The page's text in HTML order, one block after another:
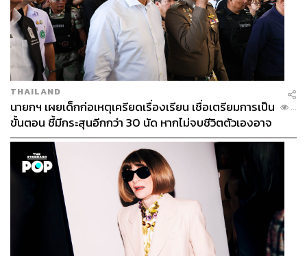
THAILAND
นายกฯ เผยเด็กก่อเหตุเครียดเรื่องเรียน เชื่อเตรียมการเป็น
ขั้นตอน ชี้มีกระสุนอีกกว่า 30 นัด หากไม่จบชีวิตตัวเองอาจ
สูญเสียเพิ่ม
...